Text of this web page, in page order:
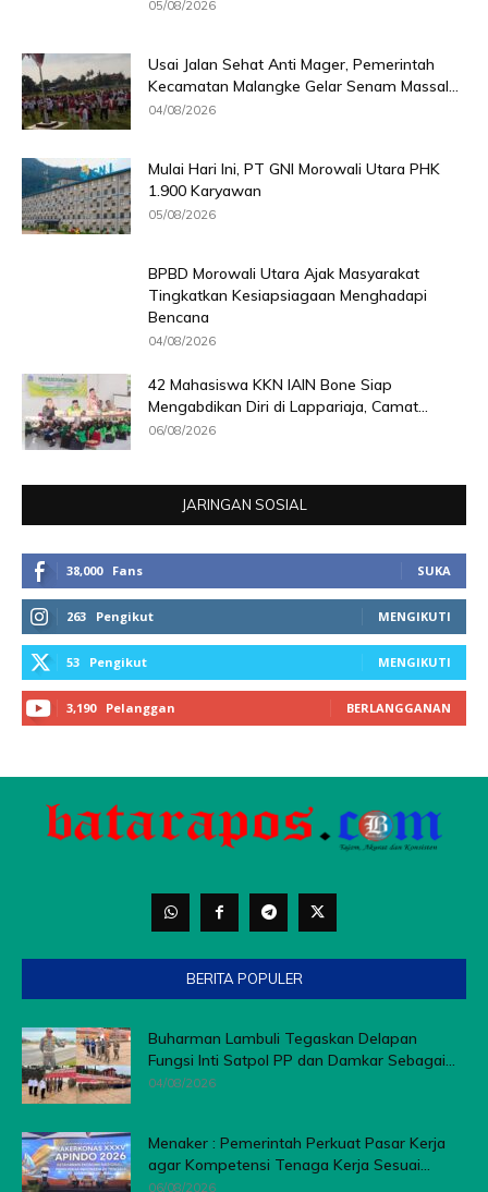
BERITA POPULER
Buharman Lambuli Tegaskan Delapan
Fungsi Inti Satpol PP dan Damkar Sebagai...
04/08/2026
Menaker : Pemerintah Perkuat Pasar Kerja
agar Kompetensi Tenaga Kerja Sesuai...
06/08/2026